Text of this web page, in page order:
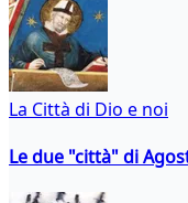
La Città di Dio e noi
Le due "città" di